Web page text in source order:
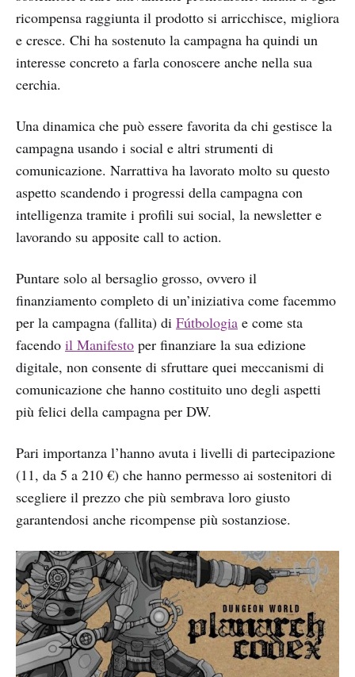
ricompensa raggiunta il prodotto si arricchisce, migliora
e cresce. Chi ha sostenuto la campagna ha quindi un
interesse concreto a farla conoscere anche nella sua
cerchia.
Una dinamica che può essere favorita da chi gestisce la
campagna usando i social e altri strumenti di
comunicazione. Narrattiva ha lavorato molto su questo
aspetto scandendo i progressi della campagna con
intelligenza tramite i profili sui social, la newsletter e
lavorando su apposite call to action.
Puntare solo al bersaglio grosso, ovvero il
finanziamento completo di un’iniziativa come facemmo
per la campagna (fallita) di Fútbologia e come sta
facendo il Manifesto per finanziare la sua edizione
digitale, non consente di sfruttare quei meccanismi di
comunicazione che hanno costituito uno degli aspetti
più felici della campagna per DW.
Pari importanza l’hanno avuta i livelli di partecipazione
(11, da 5 a 210 €) che hanno permesso ai sostenitori di
scegliere il prezzo che più sembrava loro giusto
garantendosi anche ricompense più sostanziose.